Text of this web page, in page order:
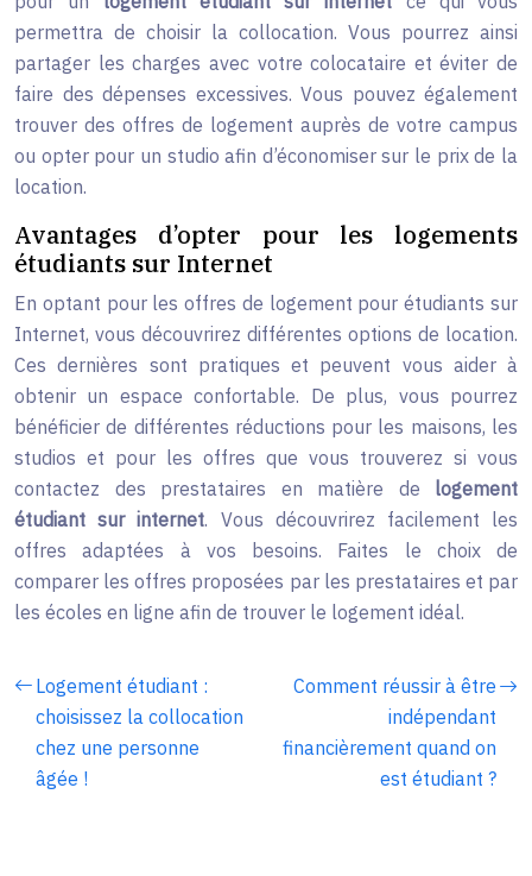
permettra de choisir la collocation. Vous pourrez ainsi
partager les charges avec votre colocataire et éviter de
faire des dépenses excessives. Vous pouvez également
trouver des offres de logement auprès de votre campus
ou opter pour un studio afin d’économiser sur le prix de la
location.
Avantages d’opter pour les logements
étudiants sur Internet
En optant pour les offres de logement pour étudiants sur
Internet, vous découvrirez différentes options de location.
Ces dernières sont pratiques et peuvent vous aider à
obtenir un espace confortable. De plus, vous pourrez
bénéficier de différentes réductions pour les maisons, les
studios et pour les offres que vous trouverez si vous
contactez des prestataires en matière de logement
étudiant sur internet. Vous découvrirez facilement les
offres adaptées à vos besoins. Faites le choix de
comparer les offres proposées par les prestataires et par
les écoles en ligne afin de trouver le logement idéal.
Logement étudiant :
choisissez la collocation
chez une personne
âgée !
Comment réussir à être
indépendant
financièrement quand on
est étudiant ?